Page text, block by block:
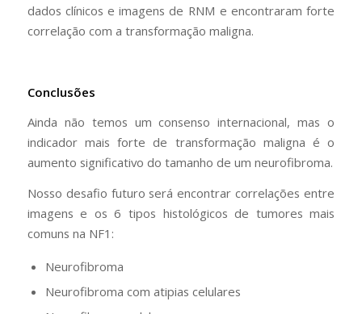
dados clínicos e imagens de RNM e encontraram forte
correlação com a transformação maligna.
Conclusões
Ainda não temos um consenso internacional, mas o
indicador mais forte de transformação maligna é o
aumento significativo do tamanho de um neurofibroma.
Nosso desafio futuro será encontrar correlações entre
imagens e os 6 tipos histológicos de tumores mais
comuns na NF1:
Neurofibroma
Neurofibroma com atipias celulares